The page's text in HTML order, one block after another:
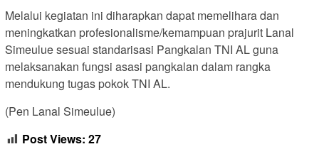
Melalui kegiatan ini diharapkan dapat memelihara dan
meningkatkan profesionalisme/kemampuan prajurit Lanal
Simeulue sesuai standarisasi Pangkalan TNI AL guna
melaksanakan fungsi asasi pangkalan dalam rangka
mendukung tugas pokok TNI AL.
(Pen Lanal Simeulue)
Post Views: 27